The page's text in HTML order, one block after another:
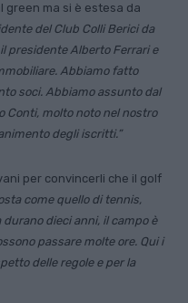
green ma si è estesa da
del Club Colli Berici da
presidente Alberto Ferrari e
Abbiamo fatto
soci. Abbiamo assunto dal
Conti, molto noto nel nostro
degli iscritti.”
per convincerli che il golf
come quello di tennis,
dieci anni, il campo è
passare molte ore. Qui i
delle regole e per la